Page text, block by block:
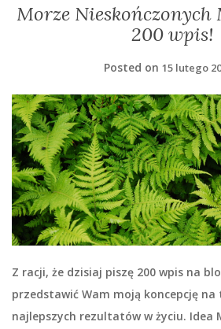
Morze Nieskończonych
200 wpis!
Posted on 15 lutego
Z racji, że dzisiaj piszę 200 wpis na
przedstawić Wam moją koncepcję
najlepszych rezultatów w życiu. Idea